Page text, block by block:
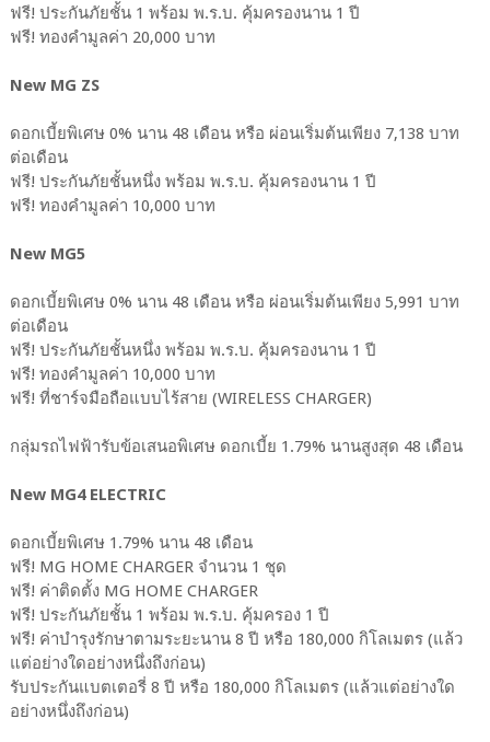
ฟรี! ประกันภัยชั้น 1 พร้อม พ.ร.บ. คุ้มครองนาน 1 ปี
ฟรี! ทองคำมูลค่า 20,000 บาท
New MG ZS
ดอกเบี้ยพิเศษ 0% นาน 48 เดือน หรือ ผ่อนเริ่มต้นเพียง 7,138 บาท
ต่อเดือน
ฟรี! ประกันภัยชั้นหนึ่ง พร้อม พ.ร.บ. คุ้มครองนาน 1 ปี
ฟรี! ทองคำมูลค่า 10,000 บาท
New MG5
ดอกเบี้ยพิเศษ 0% นาน 48 เดือน หรือ ผ่อนเริ่มต้นเพียง 5,991 บาท
ต่อเดือน
ฟรี! ประกันภัยชั้นหนึ่ง พร้อม พ.ร.บ. คุ้มครองนาน 1 ปี
ฟรี! ทองคำมูลค่า 10,000 บาท
ฟรี! ที่ชาร์จมือถือแบบไร้สาย (WIRELESS CHARGER)
กลุ่มรถไฟฟ้ารับข้อเสนอพิเศษ ดอกเบี้ย 1.79% นานสูงสุด 48 เดือน
New MG4 ELECTRIC
ดอกเบี้ยพิเศษ 1.79% นาน 48 เดือน
ฟรี! MG HOME CHARGER จำนวน 1 ชุด
ฟรี! ค่าติดตั้ง MG HOME CHARGER
ฟรี! ประกันภัยชั้น 1 พร้อม พ.ร.บ. คุ้มครอง 1 ปี
ฟรี! ค่าบำรุงรักษาตามระยะนาน 8 ปี หรือ 180,000 กิโลเมตร (แล้ว
แต่อย่างใดอย่างหนึ่งถึงก่อน)
รับประกันแบตเตอรี่ 8 ปี หรือ 180,000 กิโลเมตร (แล้วแต่อย่างใด
อย่างหนึ่งถึงก่อน)